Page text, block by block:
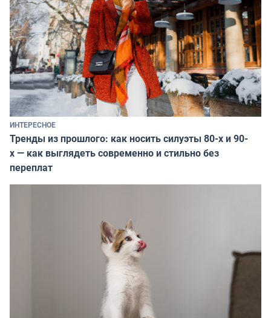
ИНТЕРЕСНОЕ
Тренды из прошлого: как носить силуэты 80-х и 90-
х — как выглядеть современно и стильно без
переплат